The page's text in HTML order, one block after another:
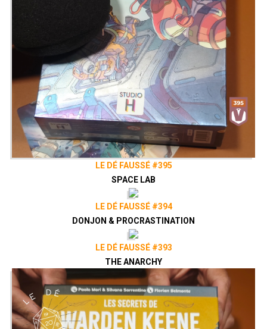
LE DÉ FAUSSÉ #395
SPACE LAB
LE DÉ FAUSSÉ #394
DONJON & PROCRASTINATION
LE DÉ FAUSSÉ #393
THE ANARCHY